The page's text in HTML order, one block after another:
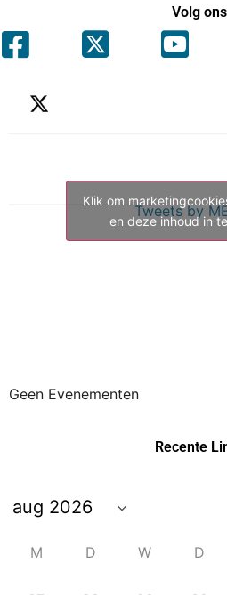
Volg ons
Tweets by
Klik om
en deze inhoud in
Geen Evenementen
Recente
M D W D